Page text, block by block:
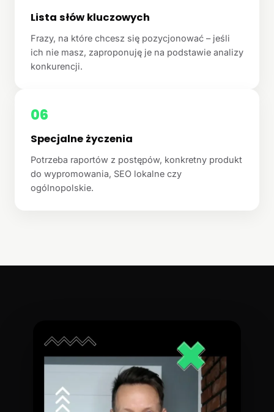
Lista słów kluczowych
Frazy, na które chcesz się pozycjonować – jeśli
ich nie masz, zaproponuję je na podstawie analizy
konkurencji.
06
Specjalne życzenia
Potrzeba raportów z postępów, konkretny produkt
do wypromowania, SEO lokalne czy
ogólnopolskie.